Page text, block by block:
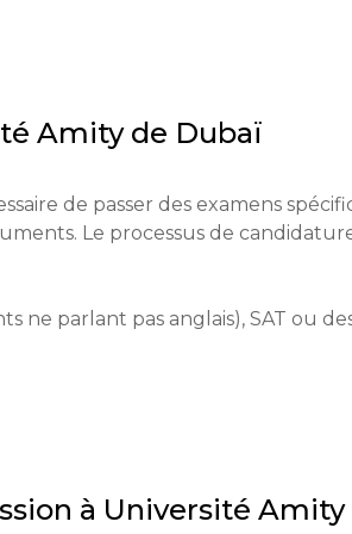
développement de la pensée
Amity de Dubaï
de passer des examens
Le processus de
ne parlant pas anglais), SAT ou
à Université Amity